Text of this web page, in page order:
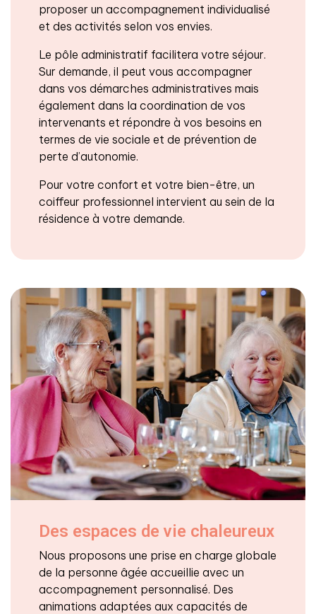
proposer un accompagnement individualisé
et des activités selon vos envies.
Le pôle administratif facilitera votre séjour.
Sur demande, il peut vous accompagner
dans vos démarches administratives mais
également dans la coordination de vos
intervenants et répondre à vos besoins en
termes de vie sociale et de prévention de
perte d’autonomie.
Pour votre confort et votre bien-être, un
coiffeur professionnel intervient au sein de la
résidence à votre demande.
Des espaces de vie chaleureux
Nous proposons une prise en charge globale
de la personne âgée accueillie avec un
accompagnement personnalisé. Des
animations adaptées aux capacités de